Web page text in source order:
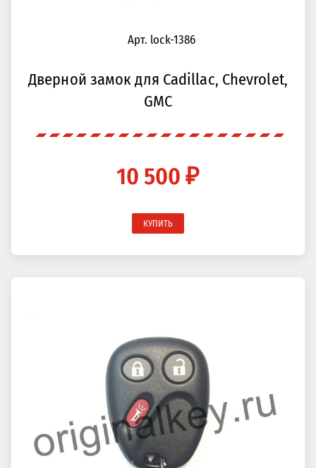
Арт. lock-1386
Дверной замок для Cadillac, Chevrolet,
GMC
10 500 ₽
КУПИТЬ